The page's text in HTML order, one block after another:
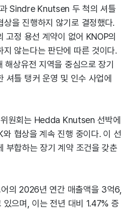
Sindre Knutsen 두 척의 셔틀
상을 진행하지 않기로 결정했다.
고정 용선 계약이 없어 KNOP의
지 않는다는 판단에 따른 것이다.
해상유전 지역을 중심으로 장기
셔틀 탱커 운영 및 인수 사업에
원회는 Hedda Knutsen 선박에
협상을 계속 진행 중이다. 이 선
부합하는 장기 계약 조건을 갖춘
의 2026년 연간 매출액을 3억6,
으며, 이는 전년 대비 1.47% 증